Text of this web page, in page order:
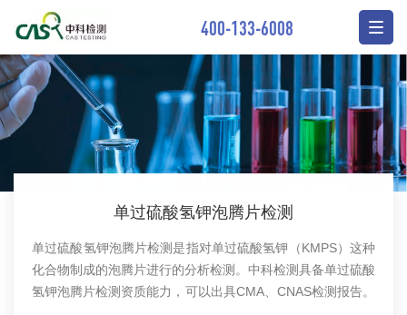
400-133-6008
单过硫酸氢钾泡腾片检测
单过硫酸氢钾泡腾片检测是指对单过硫酸氢钾（KMPS）这种
化合物制成的泡腾片进行的分析检测。中科检测具备单过硫酸
氢钾泡腾片检测资质能力，可以出具CMA、CNAS检测报告。